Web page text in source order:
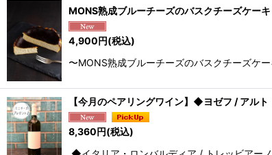
並び順:
MONS熟成ブルーチーズのバスクチーズケー
4,900円(税込)
〜MONS熟成ブルーチーズのバスクチーズケ
【今月のペアリングワイン】◆ヨゼフ / アル
8,360円(税込)